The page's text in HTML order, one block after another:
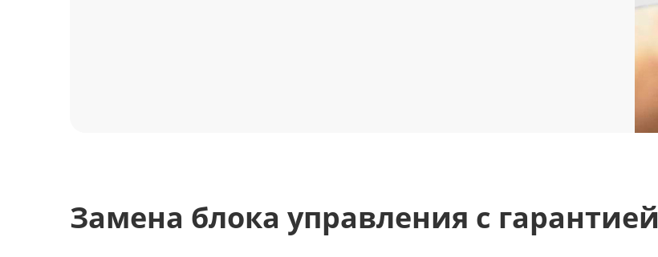
Замена блока управления с гарантией